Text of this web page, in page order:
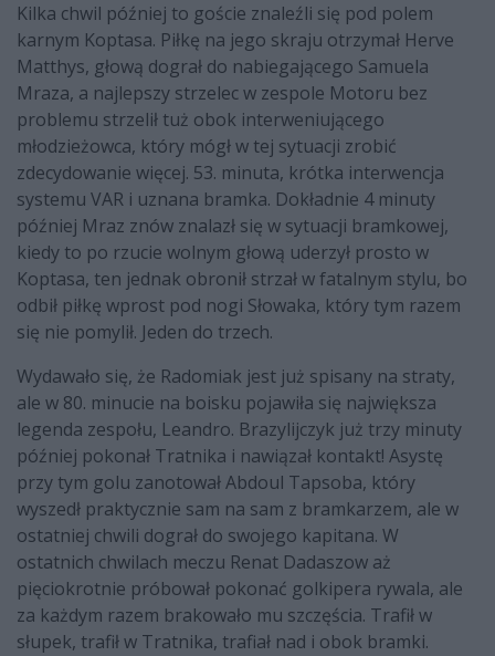
Kilka chwil później to goście znaleźli się pod polem
karnym Koptasa. Piłkę na jego skraju otrzymał Herve
Matthys, głową dograł do nabiegającego Samuela
Mraza, a najlepszy strzelec w zespole Motoru bez
problemu strzelił tuż obok interweniującego
młodzieżowca, który mógł w tej sytuacji zrobić
zdecydowanie więcej. 53. minuta, krótka interwencja
systemu VAR i uznana bramka. Dokładnie 4 minuty
później Mraz znów znalazł się w sytuacji bramkowej,
kiedy to po rzucie wolnym głową uderzył prosto w
Koptasa, ten jednak obronił strzał w fatalnym stylu, bo
odbił piłkę wprost pod nogi Słowaka, który tym razem
się nie pomylił. Jeden do trzech.
Wydawało się, że Radomiak jest już spisany na straty,
ale w 80. minucie na boisku pojawiła się największa
legenda zespołu, Leandro. Brazylijczyk już trzy minuty
później pokonał Tratnika i nawiązał kontakt! Asystę
przy tym golu zanotował Abdoul Tapsoba, który
wyszedł praktycznie sam na sam z bramkarzem, ale w
ostatniej chwili dograł do swojego kapitana. W
ostatnich chwilach meczu Renat Dadaszow aż
pięciokrotnie próbował pokonać golkipera rywala, ale
za każdym razem brakowało mu szczęścia. Trafił w
słupek, trafił w Tratnika, trafiał nad i obok bramki.